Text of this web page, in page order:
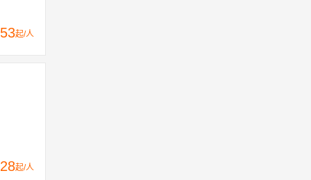
起/人
起/人